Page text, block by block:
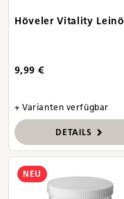
Höveler Vitality Leinöl
9,99 €
+ Varianten verfügbar
DETAILS
NEU